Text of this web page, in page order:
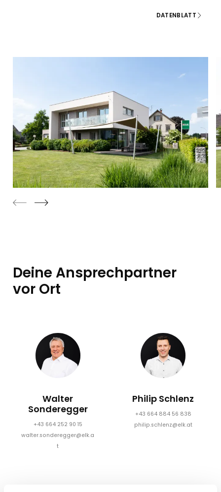
DATENBLATT
Deine Ansprechpartner
vor Ort
Walter
Sonderegger
+43 664 252 90 15
walter.sonderegger@elk.a
t
Philip Schlenz
+43 664 884 56 838
philip.schlenz@elk.at